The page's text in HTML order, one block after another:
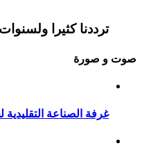
ترددنا كثيرا
صوت و صورة
غرفة الصناعة